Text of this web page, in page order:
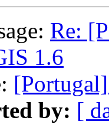
Re:
1.6
by: [